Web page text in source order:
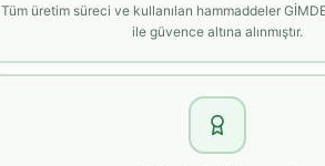
Tüm üretim süreci ve kullanılan hammaddeler
ile güvence altına alınmıştır.